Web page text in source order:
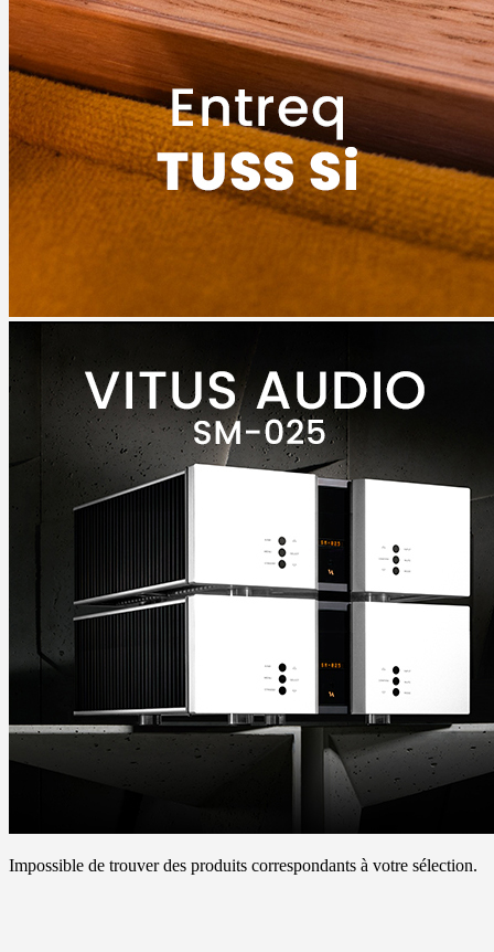
Impossible de trouver des produits correspondants à votre sélection.